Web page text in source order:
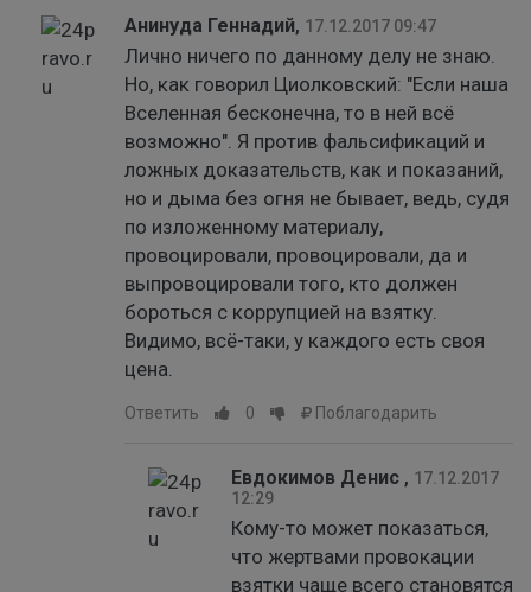
Анинуда Геннадий, 17.12.2017 09:47
Лично ничего по данному делу не знаю.
Но, как говорил Циолковский: "Если наша
Вселенная бесконечна, то в ней всё
возможно". Я против фальсификаций и
ложных доказательств, как и показаний,
но и дыма без огня не бывает, ведь, судя
по изложенному материалу,
провоцировали, провоцировали, да и
выпровоцировали того, кто должен
бороться с коррупцией на взятку.
Видимо, всё-таки, у каждого есть своя
цена.
Ответить 0 Поблагодарить
Евдокимов Денис , 17.12.2017
12:29
Кому-то может показаться,
что жертвами провокации
взятки чаще всего становятся